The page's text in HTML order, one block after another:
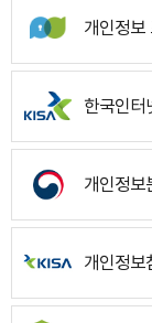
개인정보
한국인터
개인정보
개인정보